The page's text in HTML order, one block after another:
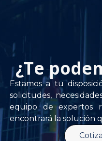
¿Te
Estamos a tu
solicitudes,
equipo de expertos
encontrará la solución